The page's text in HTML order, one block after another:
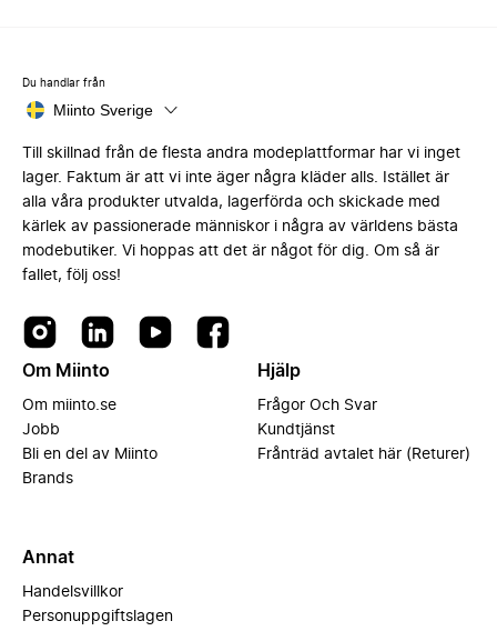
Du handlar från
Miinto Sverige
Till skillnad från de flesta andra modeplattformar har vi inget
lager. Faktum är att vi inte äger några kläder alls. Istället är
alla våra produkter utvalda, lagerförda och skickade med
kärlek av passionerade människor i några av världens bästa
modebutiker. Vi hoppas att det är något för dig. Om så är
fallet, följ oss!
Om Miinto
Om miinto.se
Jobb
Bli en del av Miinto
Brands
Hjälp
Frågor Och Svar
Kundtjänst
Frånträd avtalet här (Returer)
Annat
Handelsvillkor
Personuppgiftslagen